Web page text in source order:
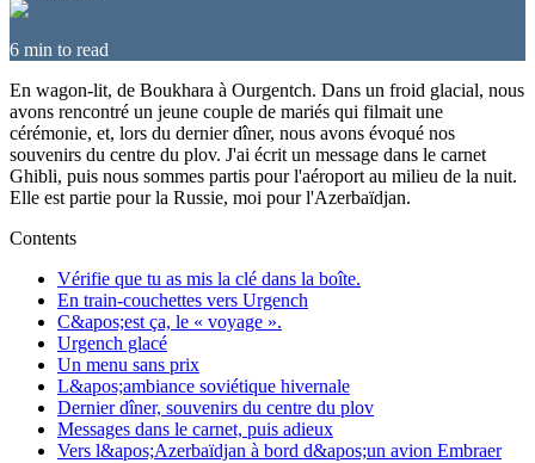
6 min to read
En wagon-lit, de Boukhara à Ourgentch. Dans un froid glacial, nous
avons rencontré un jeune couple de mariés qui filmait une
cérémonie, et, lors du dernier dîner, nous avons évoqué nos
souvenirs du centre du plov. J'ai écrit un message dans le carnet
Ghibli, puis nous sommes partis pour l'aéroport au milieu de la nuit.
Elle est partie pour la Russie, moi pour l'Azerbaïdjan.
Contents
Vérifie que tu as mis la clé dans la boîte.
En train-couchettes vers Urgench
C&apos;est ça, le « voyage ».
Urgench glacé
Un menu sans prix
L&apos;ambiance soviétique hivernale
Dernier dîner, souvenirs du centre du plov
Messages dans le carnet, puis adieux
Vers l&apos;Azerbaïdjan à bord d&apos;un avion Embraer